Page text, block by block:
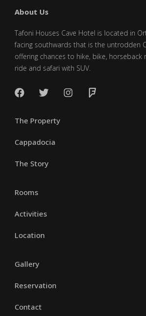
About Us
Tafoni Houses Cave Hotel is located in
facing southwards that is the untrodden
offering chances to hike, bike, horseback
ride and safari with SUV.
The Property
Cappadocia
The Story
Rooms
Activities
Location
Gallery
Reservation
Contact